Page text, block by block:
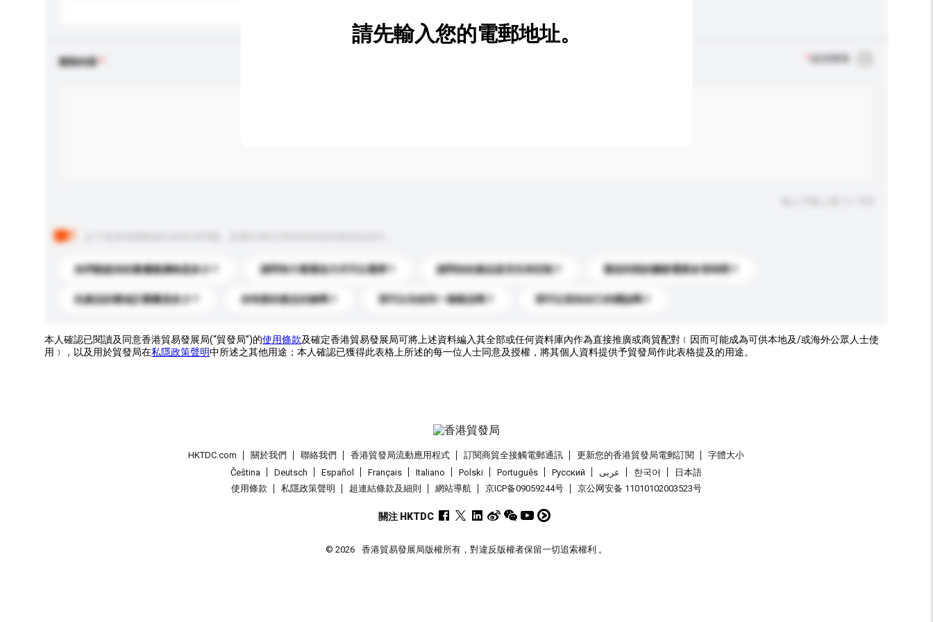
查詢內容
你們能提供的最優惠價格是多少？ 請問有什麼運送方式可以選擇？ 請問你的產品是否支持定制？ 運送到我的國家需要多長時間？
此產品的最低訂購量是多少？ 你有新的產品目錄嗎？ 我可以先收到一個樣品嗎？ 我可以添加自己的標誌嗎？
請先輸入您的電郵地址。
本人確認已閱讀及同意香港貿易發展局(“貿發局”)的使用條款及確定香港貿易發展局可將上述資料編入其全部或任何資料庫內作為直接推廣或商貿配對﹝因而可能成為可供本地及/或海外公眾人士使
用﹞，以及用於貿發局在私隱政策聲明中所述之其他用途；本人確認已獲得此表格上所述的每一位人士同意及授權，將其個人資料提供予貿發局作此表格提及的用途。
HKTDC.com 關於我們 聯絡我們 香港貿發局流動應用程式 訂閱商貿全接觸電郵通訊 更新您的香港貿發局電郵訂閱
字體大小
Čeština
Deutsch Español Français Italiano Polski Português Pусский عربى 한국어
日本語
使用條款
私隱政策聲明 超連結條款及細則 網站導航 京ICP备09059244号 京公网安备 11010102003523号
關注 HKTDC
© 2026 香港貿易發展局版權所有，對違反版權者保留一切追索權利 。